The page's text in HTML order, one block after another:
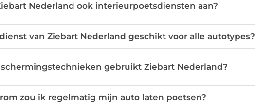
Nederland ook interieurpoetsdiensten aan?
van Ziebart Nederland geschikt voor alle autotypes?
gebruikt Ziebart Nederland?
zou ik regelmatig mijn auto laten poetsen?